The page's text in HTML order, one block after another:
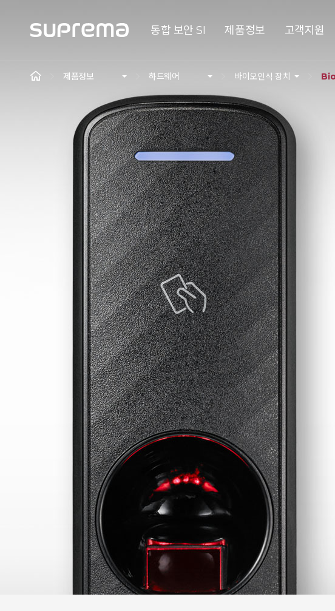
통합 보안 SI 제품정보 고객지원
제품정보 하드웨어 바이오인식 장치